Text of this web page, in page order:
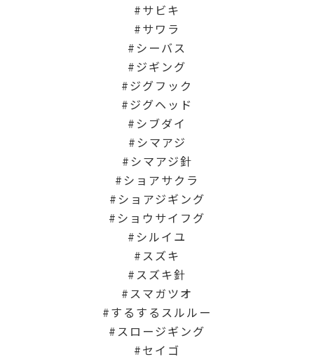
サビキ
サワラ
シーバス
ジギング
ジグフック
ジグヘッド
シブダイ
シマアジ
シマアジ針
ショアサクラ
ショアジギング
ショウサイフグ
シルイユ
スズキ
スズキ針
スマガツオ
するするスルルー
スロージギング
セイゴ